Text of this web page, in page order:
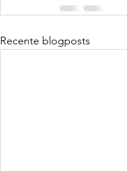
Recente blogposts